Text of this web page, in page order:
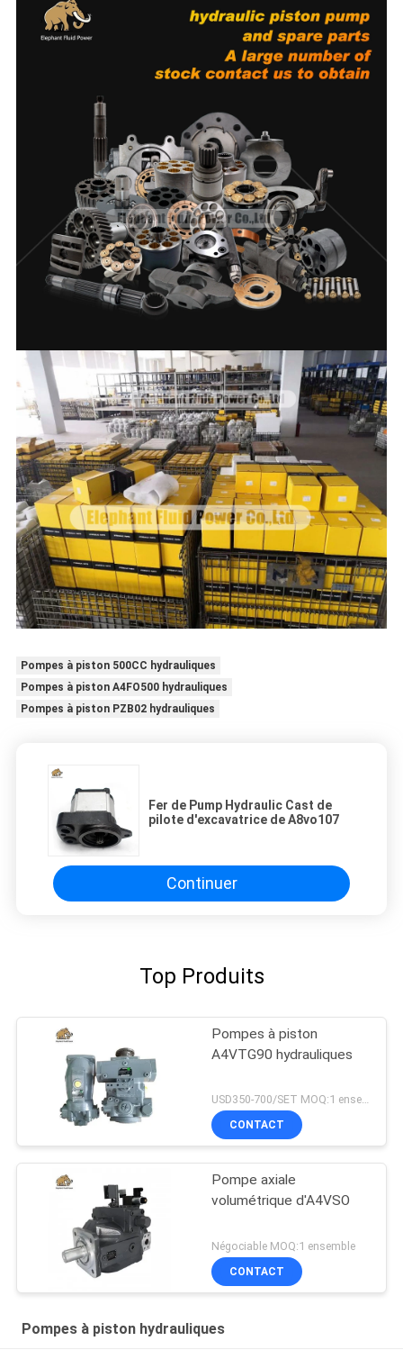
Pompes à piston 500CC hydrauliques
Pompes à piston A4FO500 hydrauliques
Pompes à piston PZB02 hydrauliques
Fer de Pump Hydraulic Cast de
pilote d'excavatrice de A8vo107
Continuer
Top Produits
Pompes à piston
A4VTG90 hydrauliques
USD350-700/SET MOQ:1 ensemble
CONTACT
Pompe axiale
volumétrique d'A4VSO
Négociable MOQ:1 ensemble
CONTACT
Pompes à piston hydrauliques